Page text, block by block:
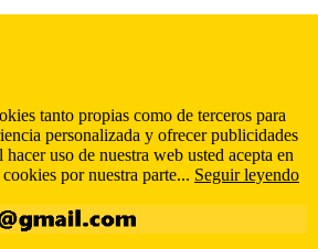
tanto propias como de terceros para
personalizada y ofrecer publicidades
uso de nuestra web usted acepta en
por nuestra parte... Seguir leyendo